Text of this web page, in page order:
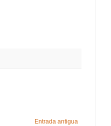
Entrada antigua